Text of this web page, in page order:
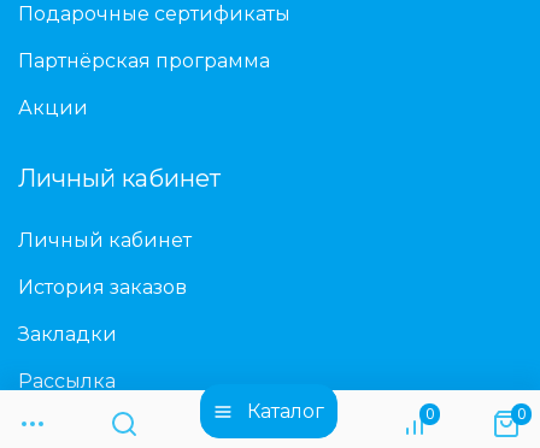
Каталог 0 0
Подарочные сертификаты
Партнёрская программа
Акции
Личный кабинет
Личный кабинет
История заказов
Закладки
Рассылка